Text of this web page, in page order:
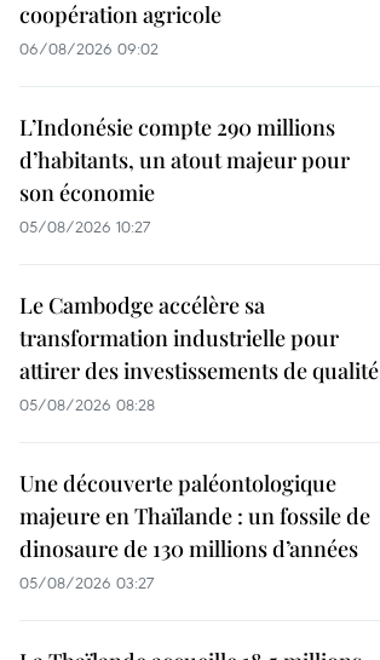
coopération agricole
06/08/2026 09:02
L’Indonésie compte 290 millions
d’habitants, un atout majeur pour
son économie
05/08/2026 10:27
Le Cambodge accélère sa
transformation industrielle pour
attirer des investissements de qualité
05/08/2026 08:28
Une découverte paléontologique
majeure en Thaïlande : un fossile de
dinosaure de 130 millions d’années
05/08/2026 03:27